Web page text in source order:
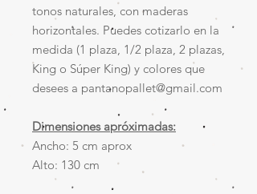
tonos naturales, con maderas
horizontales. Puedes cotizarlo en la
medida (1 plaza, 1/2 plaza, 2 plazas,
King o Súper King) y colores que
desees a pantanopallet@gmail.com
Dimensiones apróximadas:
Ancho: 5 cm aprox
Alto: 130 cm